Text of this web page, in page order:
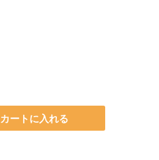
カートに入れる